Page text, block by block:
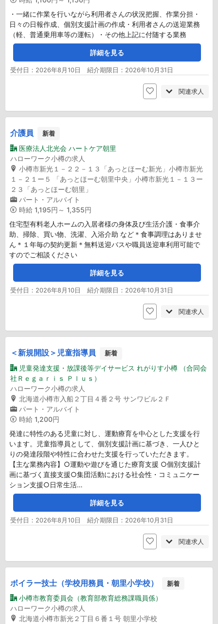
・一緒に作業を行いながら利用者さんの状況把握、作業分担・
日々の日報作成、個別支援計画の作成・利用者さんの送迎業務
（軽、普通乗用車等の運転）・その他上記に付随する業務
詳細を見る
受付日：2026年8月10日 紹介期限日：2026年10月31日
関連求人
介護員 新着
医療法人北光会 ハートケア朝里
ハローワーク小樽の求人
小樽市新光１－２２－１３「あっとほーむ新光」小樽市新光
１－２１ー５ 「あっとほーむ朝里中央」小樽市新光１－１３ー
２３「あっとほーむ朝里」
パート・アルバイト
時給 1,195円～ 1,355円
住宅型有料老人ホームの入居者様の身体及び生活介護・食事介
助、掃除、買い物、洗濯、入浴介助 など＊食事調理はありませ
ん＊１年毎の契約更新＊無料送迎バスや職員送迎車利用可能で
すのでご相談ください
詳細を見る
受付日：2026年8月10日 紹介期限日：2026年10月31日
関連求人
＜新規開設＞児童指導員 新着
児童発達支援・放課後等デイサービス れがりす小樽 （合同会
社Ｒｅｇａｒｉｓ Ｐｌｕｓ）
ハローワーク小樽の求人
北海道小樽市入船２丁目４番２号 サンワビル２Ｆ
パート・アルバイト
時給 1,200円
発達に特性のある児童に対し、運動療育を中心とした支援を行
います。児童指導員として、個別支援計画に基づき、一人ひと
りの発達段階や特性に合わせた支援を行っていただきます。
【主な業務内容】○運動や遊びを通じた療育支援 ○個別支援計
画に基づく直接支援○集団活動における社会性・コミュニケー
ション支援○日常生活…
詳細を見る
受付日：2026年8月10日 紹介期限日：2026年10月31日
関連求人
ボイラー技士（学校用務員・朝里小学校） 新着
小樽市教育委員会（教育部教育総務課職員係）
ハローワーク小樽の求人
北海道小樽市新光２丁目６番１号 朝里小学校